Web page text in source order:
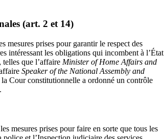
(art. 2 et 14)
mesures prises pour garantir le respect des
intéressant les obligations qui incombent à l’État
que l’affaire Minister of Home Affairs and
Speaker of the National Assembly and
la Cour constitutionnelle a ordonné un contrôle
mesures prises pour faire en sorte que tous les